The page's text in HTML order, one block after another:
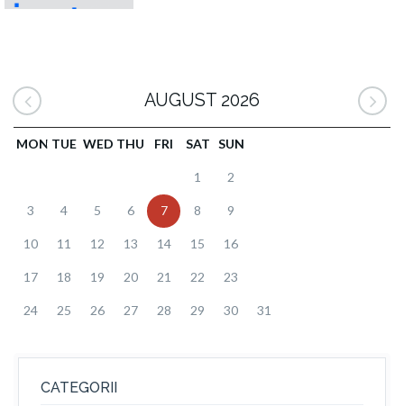
AUGUST 2026
MON TUE WED THU FRI SAT SUN
1 2
3 4 5 6 7 8 9
10 11 12 13 14 15 16
17 18 19 20 21 22 23
24 25 26 27 28 29 30 31
CATEGORII